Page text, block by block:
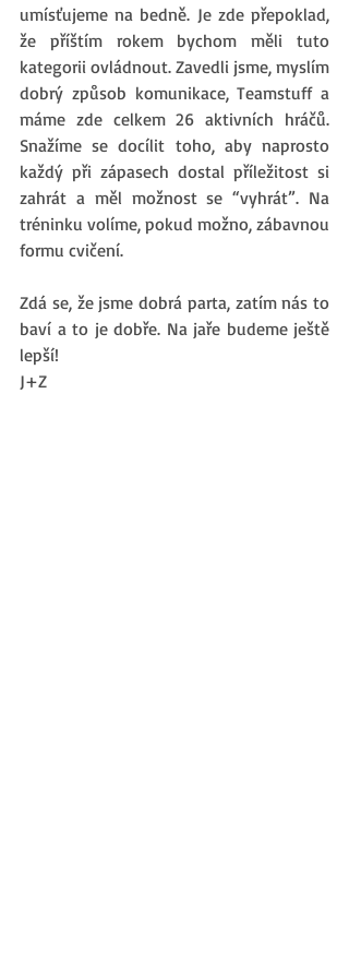
umísťujeme na bedně. Je zde přepoklad,
že příštím rokem bychom měli tuto
kategorii ovládnout. Zavedli jsme, myslím
dobrý způsob komunikace, Teamstuff a
máme zde celkem 26 aktivních hráčů.
Snažíme se docílit toho, aby naprosto
každý při zápasech dostal příležitost si
zahrát a měl možnost se “vyhrát”. Na
tréninku volíme, pokud možno, zábavnou
formu cvičení.
Zdá se, že jsme dobrá parta, zatím nás to
baví a to je dobře. Na jaře budeme ještě
lepší!
J+Z